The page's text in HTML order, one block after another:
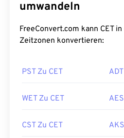
umwandeln
FreeConvert.com kann CET
Zeitzonen konvertieren:
PST Zu CET
WET Zu CET
CST Zu CET